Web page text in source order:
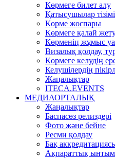
Көрмеге билет алу
Қатысушылар тізімі
Көрме жоспары
Көрмеге қалай
Көрменің жұмыс
Визалық қолдау,
Көрмеге келудің
Келушілердің
Жаңалықтар
ITECA.EVENTS
МЕДИАОРТАЛЫҚ
Жаңалықтар
Баспасөз релиздері
Фото және бейне
Ресми қолдау
Бақ
Ақпараттық